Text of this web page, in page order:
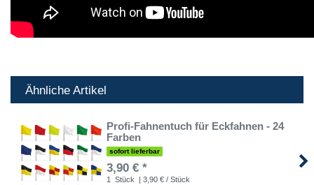
Ähnliche Artikel
Profi-Fahnentuch für Eckfahnen - 24
Farben
sofort lieferbar
3,90 € *
1 Stück | 3,90 € / Stück